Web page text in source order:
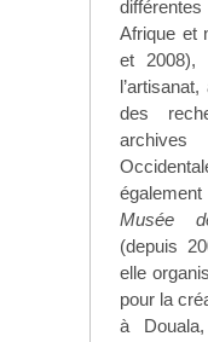
Afrique et
et 2008),
des
archives
Musée
(depuis
elle
pour la
à